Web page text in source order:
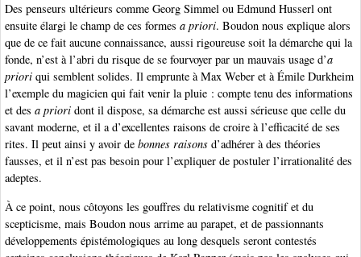
Des penseurs ultérieurs comme Georg Simmel ou Edmund Husserl ont
ensuite élargi le champ de ces formes a priori. Boudon nous explique alors
que de ce fait aucune connaissance, aussi rigoureuse soit la démarche qui la
fonde, n’est à l’abri du risque de se fourvoyer par un mauvais usage d’a
priori qui semblent solides. Il emprunte à Max Weber et à Émile Durkheim
l’exemple du magicien qui fait venir la pluie : compte tenu des informations
et des a priori dont il dispose, sa démarche est aussi sérieuse que celle du
savant moderne, et il a d’excellentes raisons de croire à l’efficacité de ses
rites. Il peut ainsi y avoir de bonnes raisons d’adhérer à des théories
fausses, et il n’est pas besoin pour l’expliquer de postuler l’irrationalité des
adeptes.
À ce point, nous côtoyons les gouffres du relativisme cognitif et du
scepticisme, mais Boudon nous arrime au parapet, et de passionnants
développements épistémologiques au long desquels seront contestés